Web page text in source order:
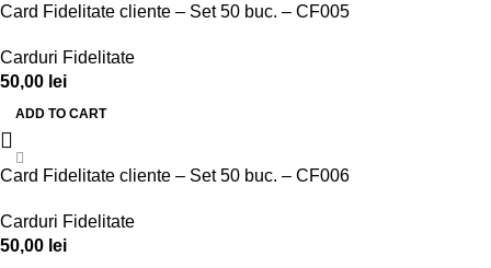
Card Fidelitate cliente – Set 50 buc. – CF005
Carduri Fidelitate
50,00 lei
ADD TO CART
Card Fidelitate cliente – Set 50 buc. – CF006
Carduri Fidelitate
50,00 lei